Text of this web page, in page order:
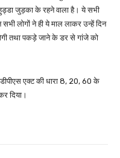
हुड्डा जुड़का के रहने वाला है। ये सभी
लोगों ने ही ये माल लाकर उन्हें दिन
तथा पकड़े जाने के डर से गांजे को
एक्ट की धारा 8, 20, 60 के
दिया।